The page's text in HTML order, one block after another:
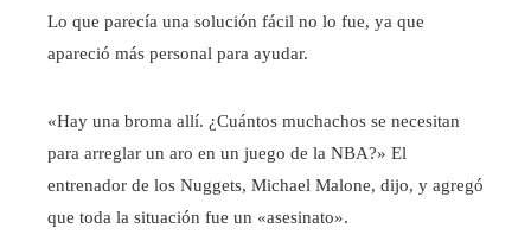
Lo que parecía una solución fácil no lo fue, ya que
apareció más personal para ayudar.
«Hay una broma allí. ¿Cuántos muchachos se necesitan
para arreglar un aro en un juego de la NBA?» El
entrenador de los Nuggets, Michael Malone, dijo, y agregó
que toda la situación fue un «asesinato».